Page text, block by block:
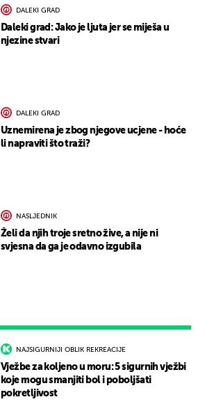
NAJSIGURNIJI OBLIK REKREACIJE
Vježbe za koljeno u moru: 5 sigurnih vježbi
koje mogu smanjiti bol i poboljšati
pokretljivost
DALEKI GRAD
Daleki grad: Jako je ljuta jer se miješa u
njezine stvari
DALEKI GRAD
Uznemirena je zbog njegove ucjene - hoće
li napraviti što traži?
NASLJEDNIK
Želi da njih troje sretno žive, a nije ni
svjesna da ga je odavno izgubila